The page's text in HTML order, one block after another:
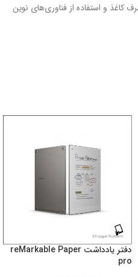
کاغذ و استفاده از فناوری‌های نوین
دفتر یادداشت reMarkable Paper
pro